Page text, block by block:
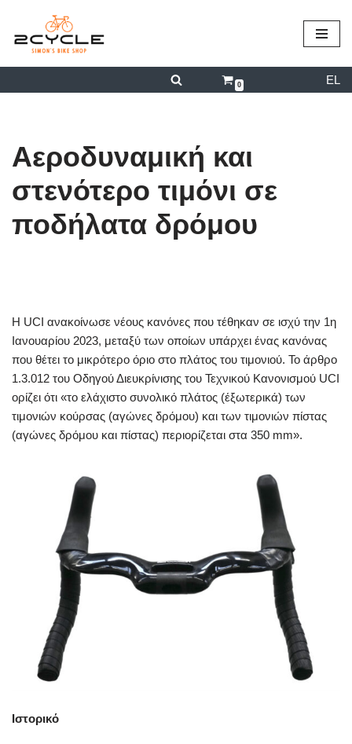
περιεχόμενο
Μεταπηδήστε
0 EL
Αεροδυναμική και
στενότερο τιμόνι σε
ποδήλατα δρόμου
Η UCI ανακοίνωσε νέους κανόνες που τέθηκαν σε ισχύ την 1η
Ιανουαρίου 2023, μεταξύ των οποίων υπάρχει ένας κανόνας
που θέτει το μικρότερο όριο στο πλάτος του τιμονιού. Το άρθρο
1.3.012 του Οδηγού Διευκρίνισης του Τεχνικού Κανονισμού UCI
ορίζει ότι «το ελάχιστο συνολικό πλάτος (έξωτερικά) των
τιμονιών κούρσας (αγώνες δρόμου) και των τιμονιών πίστας
(αγώνες δρόμου και πίστας) περιορίζεται στα 350 mm».
Ιστορικό